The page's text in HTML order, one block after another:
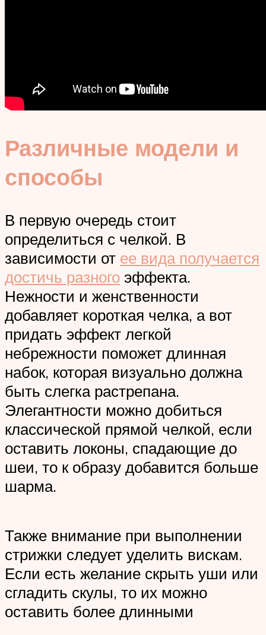
Различные модели и
способы
В первую очередь стоит
определиться с челкой. В
зависимости от ее вида получается
достичь разного эффекта.
Нежности и женственности
добавляет короткая челка, а вот
придать эффект легкой
небрежности поможет длинная
набок, которая визуально должна
быть слегка растрепана.
Элегантности можно добиться
классической прямой челкой, если
оставить локоны, спадающие до
шеи, то к образу добавится больше
шарма.
Также внимание при выполнении
стрижки следует уделить вискам.
Если есть желание скрыть уши или
сгладить скулы, то их можно
оставить более длинными